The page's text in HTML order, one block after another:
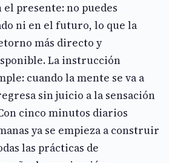
presente: no puedes
ni en el futuro, lo que la
más directo y
La instrucción
cuando la mente se va a
sin juicio a la sensación
cinco minutos diarios
ya se empieza a construir
las prácticas de